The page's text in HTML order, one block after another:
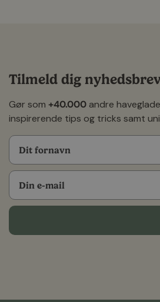
Tilmeld dig
Gør som +40.000 andre
inspirerende tips og tricks samt